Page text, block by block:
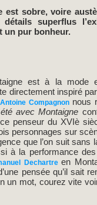
est sobre, voire
superflus
un pur bonheur.
est à la mode
directement inspiré
Antoine Compagnonnous
avec Montaigne
penseur du XVIè
personnages sur
que l’on suit sans
à la performance
Dechartreen
pensée qu’il sait
un mot, courez vite